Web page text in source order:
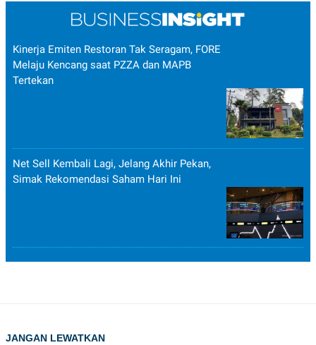
Kinerja Emiten Restoran Tak Seragam, FORE
Melaju Kencang saat PZZA dan MAPB
Tertekan
Net Sell Kembali Lagi, Jelang Akhir Pekan,
Simak Rekomendasi Saham Hari Ini
JANGAN LEWATKAN